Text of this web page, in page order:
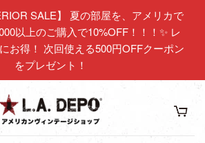
SALE】 夏の部屋を、アメリカで
以上のご購入で10%OFF！！！✨ レ
お得！ 次回使える500円OFFクーポン
をプレゼント！